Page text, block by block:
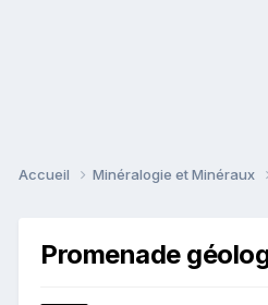
Accueil Minéralogie et Minéraux
Promenade